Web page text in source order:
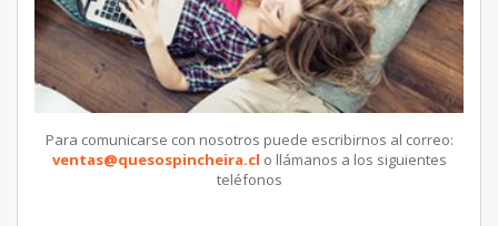
Para comunicarse con nosotros puede escribirnos al correo:
ventas@quesospincheira.cl o llámanos a los siguientes
teléfonos